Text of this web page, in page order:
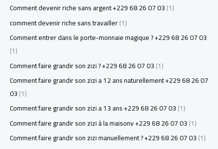
Comment devenir riche sans argent +229 68 26 07 03(1)
comment devenir riche sans travailler(1)
Comment entrer dans le porte-monnaie magique ? +229 68 26 07 03
(1)
Comment faire grandir son zizi ? +229 68 26 07 03(1)
Comment faire grandir son zizi a 12 ans naturellement +229 68 26 07
03(1)
Comment faire grandir son zizi a 13 ans +229 68 26 07 03(1)
Comment faire grandir son zizi à la maisonv +229 68 26 07 03(1)
Comment faire grandir son zizi manuellement ? +229 68 26 07 03(1)